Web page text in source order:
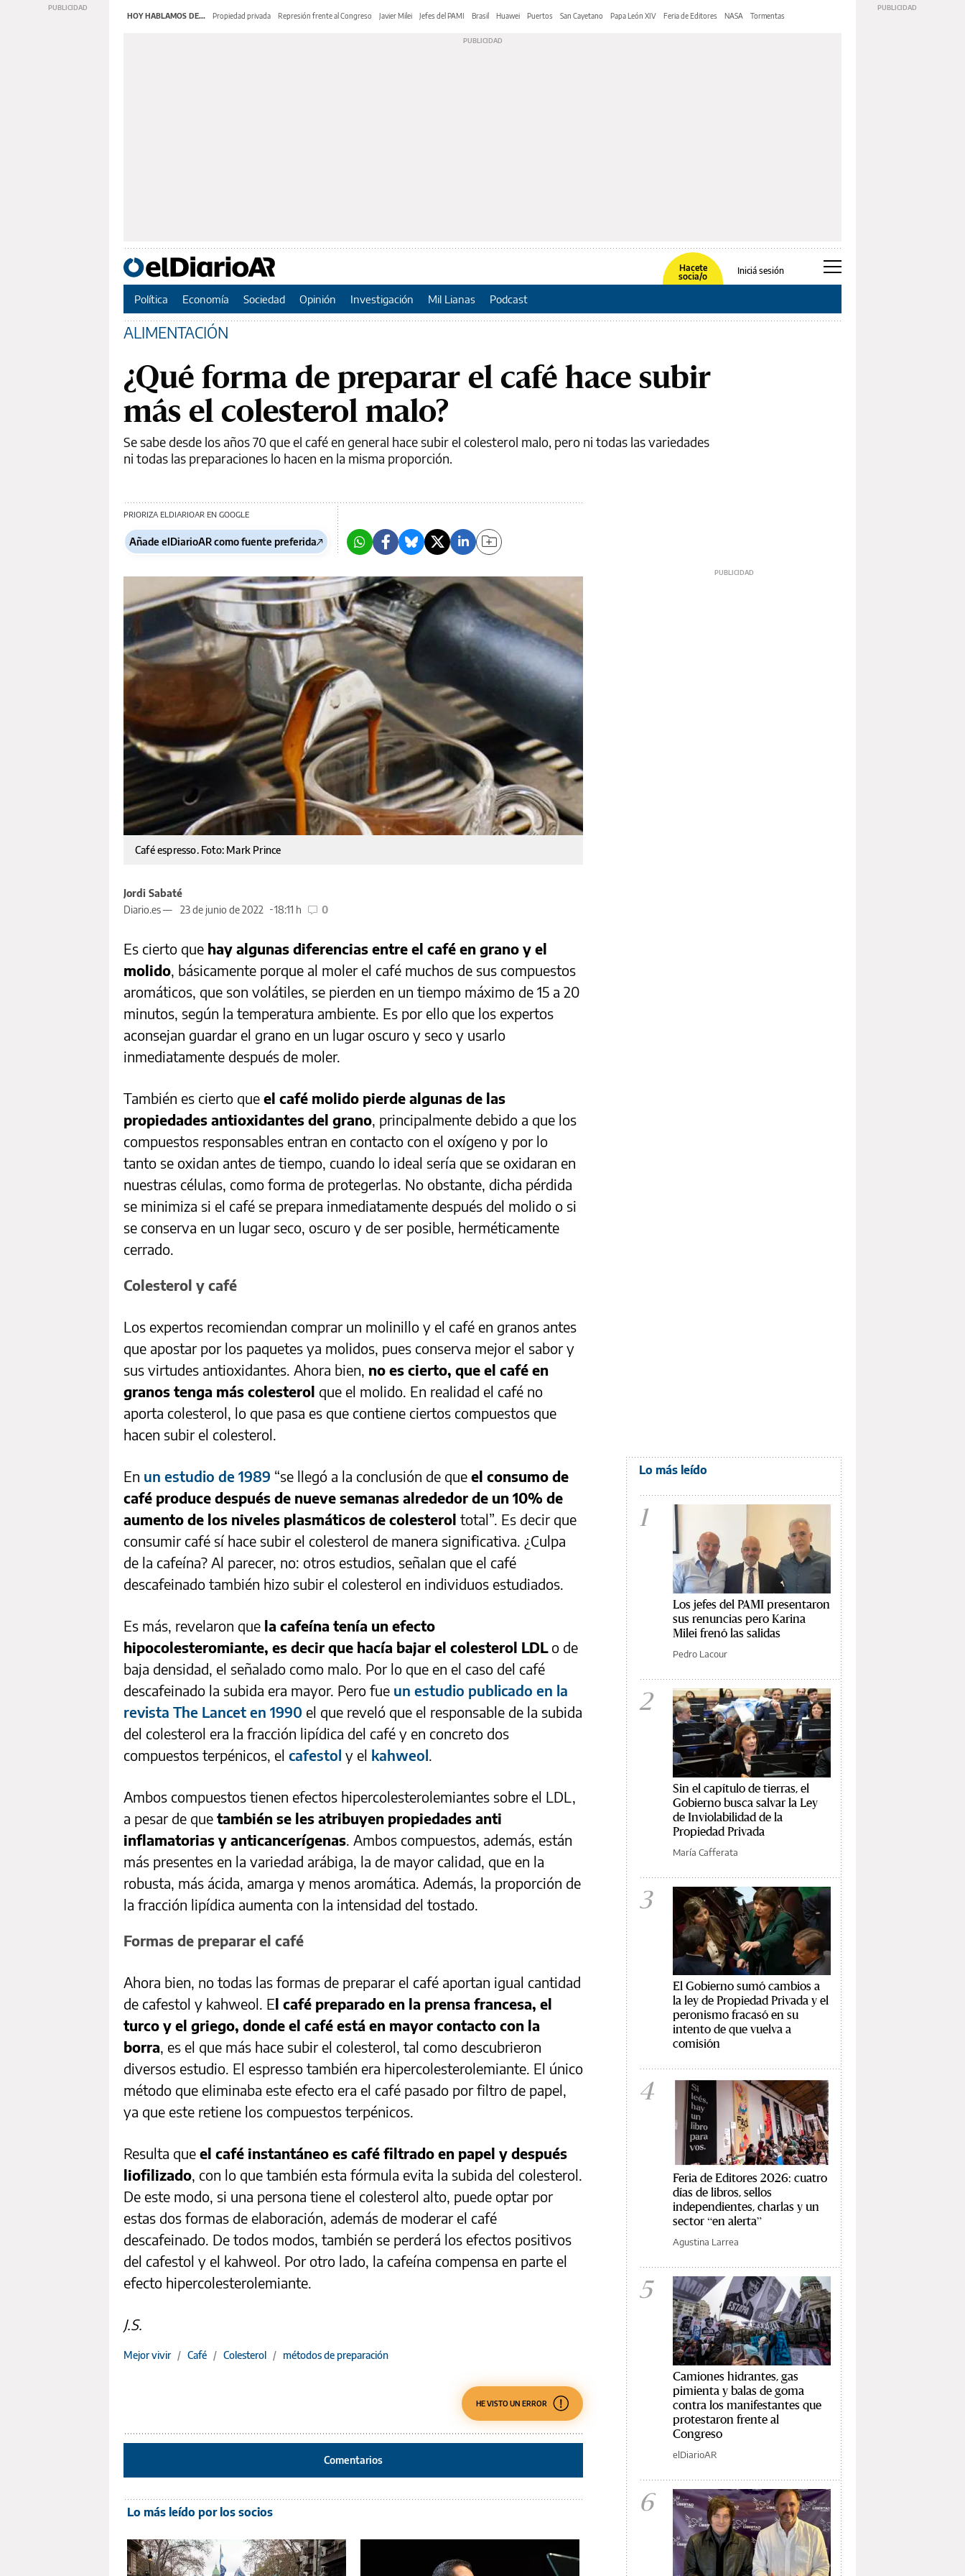
HOY HABLAMOS DE... Propiedad privada Represión frente al Congreso Javier Milei Jefes del PAMI Brasil Huawei Puertos San Cayetano Papa León XIV Feria de Editores NASA Tormentas
Hacete
socia/o
Iniciá sesión
Política Economía Sociedad Opinión Investigación Mil Lianas Podcast
ALIMENTACIÓN
¿Qué forma de preparar el café hace subir
más el colesterol malo?
Se sabe desde los años 70 que el café en general hace subir el colesterol malo, pero ni todas las variedades
ni todas las preparaciones lo hacen en la misma proporción.
PRIORIZA ELDIARIOAR EN GOOGLE
Añade elDiarioAR como fuente preferida
Café espresso. Foto: Mark Prince
Jordi Sabaté
Diario.es —
23 de junio de 2022 18:11 h 0
Es cierto que hay algunas diferencias entre el café en grano y el
molido, básicamente porque al moler el café muchos de sus compuestos
aromáticos, que son volátiles, se pierden en un tiempo máximo de 15 a 20
minutos, según la temperatura ambiente. Es por ello que los expertos
aconsejan guardar el grano en un lugar oscuro y seco y usarlo
inmediatamente después de moler.
También es cierto que el café molido pierde algunas de las
propiedades antioxidantes del grano, principalmente debido a que los
compuestos responsables entran en contacto con el oxígeno y por lo
tanto se oxidan antes de tiempo, cuando lo ideal sería que se oxidaran en
nuestras células, como forma de protegerlas. No obstante, dicha pérdida
se minimiza si el café se prepara inmediatamente después del molido o si
se conserva en un lugar seco, oscuro y de ser posible, herméticamente
cerrado.
Colesterol y café
Los expertos recomiendan comprar un molinillo y el café en granos antes
que apostar por los paquetes ya molidos, pues conserva mejor el sabor y
sus virtudes antioxidantes. Ahora bien, no es cierto, que el café en
granos tenga más colesterol que el molido. En realidad el café no
aporta colesterol, lo que pasa es que contiene ciertos compuestos que
hacen subir el colesterol.
En un estudio de 1989 “se llegó a la conclusión de que el consumo de
café produce después de nueve semanas alrededor de un 10% de
aumento de los niveles plasmáticos de colesterol total”. Es decir que
consumir café sí hace subir el colesterol de manera significativa. ¿Culpa
de la cafeína? Al parecer, no: otros estudios, señalan que el café
descafeinado también hizo subir el colesterol en individuos estudiados.
Es más, revelaron que la cafeína tenía un efecto
hipocolesteromiante, es decir que hacía bajar el colesterol LDLo de
baja densidad, el señalado como malo. Por lo que en el caso del café
descafeinado la subida era mayor. Pero fue un estudio publicado en la
revista The Lancet en 1990 el que reveló que el responsable de la subida
del colesterol era la fracción lipídica del café y en concreto dos
compuestos terpénicos, el cafestol y el kahweol.
Ambos compuestos tienen efectos hipercolesterolemiantes sobre el LDL,
a pesar de que también se les atribuyen propiedades anti
inflamatorias y anticancerígenas. Ambos compuestos, además, están
más presentes en la variedad arábiga, la de mayor calidad, que en la
robusta, más ácida, amarga y menos aromática. Además, la proporción de
la fracción lipídica aumenta con la intensidad del tostado.
Formas de preparar el café
Ahora bien, no todas las formas de preparar el café aportan igual cantidad
de cafestol y kahweol. El café preparado en la prensa francesa, el
turco y el griego, donde el café está en mayor contacto con la
borra, es el que más hace subir el colesterol, tal como descubrieron
diversos estudio. El espresso también era hipercolesterolemiante. El único
método que eliminaba este efecto era el café pasado por filtro de papel,
ya que este retiene los compuestos terpénicos.
Resulta que el café instantáneo es café filtrado en papel y después
liofilizado, con lo que también esta fórmula evita la subida del colesterol.
De este modo, si una persona tiene el colesterol alto, puede optar por
estas dos formas de elaboración, además de moderar el café
descafeinado. De todos modos, también se perderá los efectos positivos
del cafestol y el kahweol. Por otro lado, la cafeína compensa en parte el
efecto hipercolesterolemiante.
J.S.
Mejor vivir / Café / Colesterol / métodos de preparación
HE VISTO UN ERROR
Comentarios
Lo más leído por los socios
Lo más leído
1
Los jefes del PAMI presentaron
sus renuncias pero Karina
Milei frenó las salidas
Pedro Lacour
2
Sin el capítulo de tierras, el
Gobierno busca salvar la Ley
de Inviolabilidad de la
Propiedad Privada
María Cafferata
3
El Gobierno sumó cambios a
la ley de Propiedad Privada y el
peronismo fracasó en su
intento de que vuelva a
comisión
4
Feria de Editores 2026: cuatro
días de libros, sellos
independientes, charlas y un
sector “en alerta”
Agustina Larrea
5
Camiones hidrantes, gas
pimienta y balas de goma
contra los manifestantes que
protestaron frente al
Congreso
elDiarioAR
6